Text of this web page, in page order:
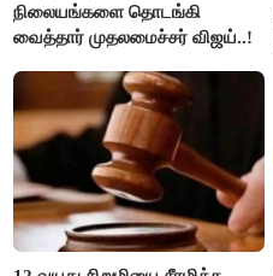
நிலையங்களை தொடங்கி
வைத்தார் முதலமைச்சர் விஜய்..!